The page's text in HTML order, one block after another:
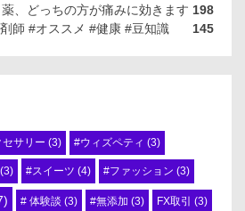
198
薬、どっちの方が痛みに効きます
師 #オススメ #健康 #豆知識
145
セサリー (3) #ウィズペティ (3)
(3) #スイーツ (4) #ファッション (3)
# 体験談 (3) #無添加 (3) FX取引 (3)